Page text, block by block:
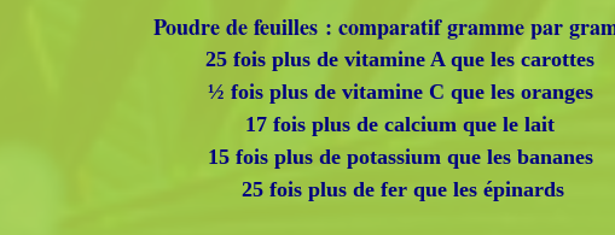
Poudre de feuilles : comparatif gramme par
25 fois plus de vitamine A que les carottes
½ fois plus de vitamine C que les oranges
17 fois plus de calcium que le lait
15 fois plus de potassium que les bananes
25 fois plus de fer que les épinards